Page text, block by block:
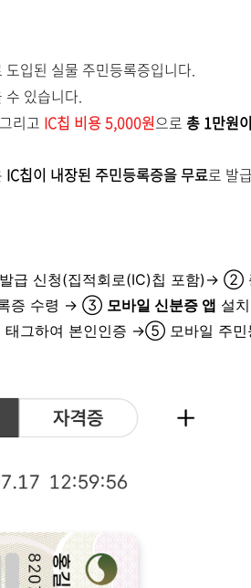
입된 실물 주민등록증입니다.
수 있습니다.
그리고 IC칩 비용 5,000원으로 총 1만원
IC칩이 내장된 주민등록증을 무료로 발
급 신청(집적회로(IC)칩 포함)→ ②
록증 수령 → ③ 모바일 신분증 앱 설
태그하여 본인인증 →⑤ 모바일 주민